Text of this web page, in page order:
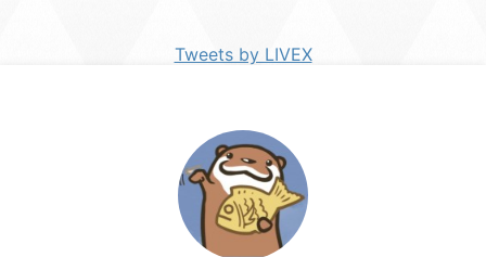
Tweets by LIVEX